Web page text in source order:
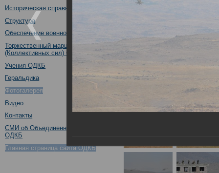
Историческая справка
Структура
Обеспечение военной безопасности
Торжественный марш Войск
(Коллективных сил) ОДКБ
Учения ОДКБ
Геральдика
Фотогалерея
Видео
Контакты
СМИ об Объединенном штабе
ОДКБ
Главная страница сайта ОДКБ